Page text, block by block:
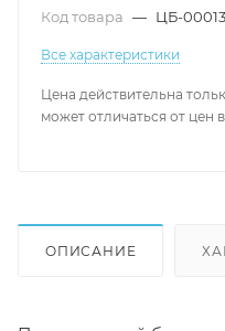
Код товара — ЦБ-
Все характеристики
Цена действительна
может отличаться от цен
ОПИСАНИЕ